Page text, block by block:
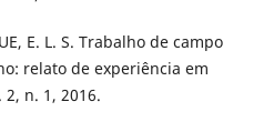
E. L. S. Trabalho de campo
relato de experiência em
2, n. 1, 2016.